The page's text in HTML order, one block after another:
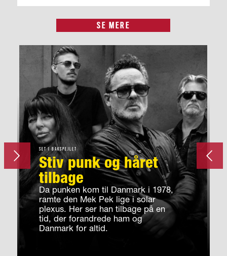
SE MERE
SET I BAKSPEJLET
Stiv punk og håret
tilbage
Da punken kom til Danmark i 1978,
ramte den Mek Pek lige i solar
plexus. Her ser han tilbage på en
tid, der forandrede ham og
Danmark for altid.
Forrige